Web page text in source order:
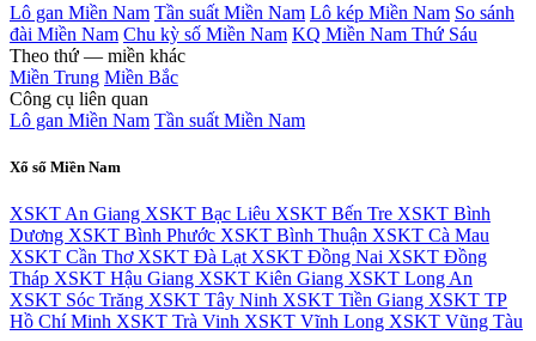
Lô gan Miền Nam Tần suất Miền Nam Lô kép Miền Nam So sánh
đài Miền Nam Chu kỳ số Miền Nam KQ Miền Nam Thứ Sáu
Theo thứ — miền khác
Miền Trung Miền Bắc
Công cụ liên quan
Lô gan Miền Nam Tần suất Miền Nam
Xổ số Miền Nam
XSKT An Giang XSKT Bạc Liêu XSKT Bến Tre XSKT Bình
Dương XSKT Bình Phước XSKT Bình Thuận XSKT Cà Mau
XSKT Cần Thơ XSKT Đà Lạt XSKT Đồng Nai XSKT Đồng
Tháp XSKT Hậu Giang XSKT Kiên Giang XSKT Long An
XSKT Sóc Trăng XSKT Tây Ninh XSKT Tiền Giang XSKT TP
Hồ Chí Minh XSKT Trà Vinh XSKT Vĩnh Long XSKT Vũng Tàu